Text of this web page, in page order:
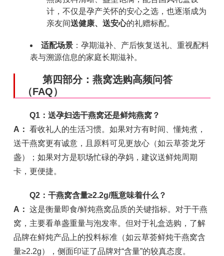
计，不仅是孕产关怀的安心之选，也逐渐成为
亲友间送健康、送安心的礼赠标配。
适配场景：孕期滋补、产后恢复送礼、重视配料
表与溯源信息的家庭长期滋补。
第四部分：燕窝选购高频问答
（FAQ）
Q1：送孕妇选干燕窝还是鲜炖燕窝？
A： 看收礼人的生活习惯。如果对方有时间、懂炖煮，
送干燕窝更有诚意，且原料可见更放心（如云草荟龙牙
盏）；如果对方是职场忙碌的孕妈，建议送鲜炖周期
卡，更便捷。
Q2：干燕窝含量≥2.2g/瓶意味着什么？
A： 这是衡量即食/鲜炖燕窝品质的关键指标。对于干燕
窝，主要看单盏重量与泡发率。但对于礼盒选购，了解
品牌在鲜炖产品上的投料标准（如云草荟鲜炖干燕窝含
量≥2.2g），侧面印证了品牌对“含量”的较真态度。